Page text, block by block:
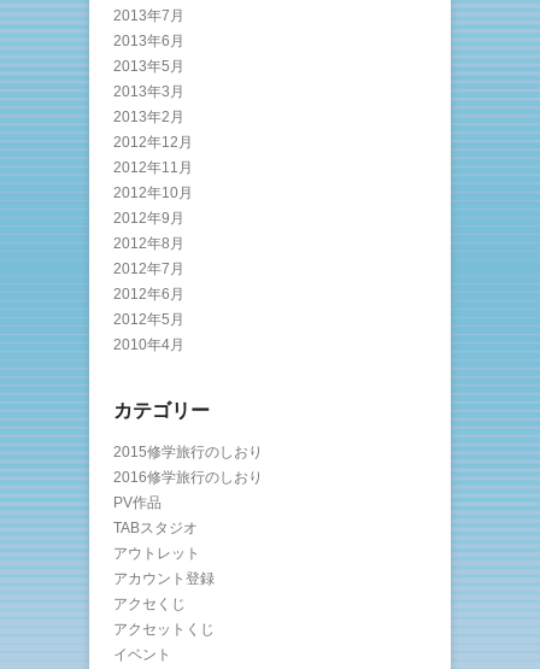
2013年7月
2013年6月
2013年5月
2013年3月
2013年2月
2012年12月
2012年11月
2012年10月
2012年9月
2012年8月
2012年7月
2012年6月
2012年5月
2010年4月
カテゴリー
2015修学旅行のしおり
2016修学旅行のしおり
PV作品
TABスタジオ
アウトレット
アカウント登録
アクセくじ
アクセットくじ
イベント